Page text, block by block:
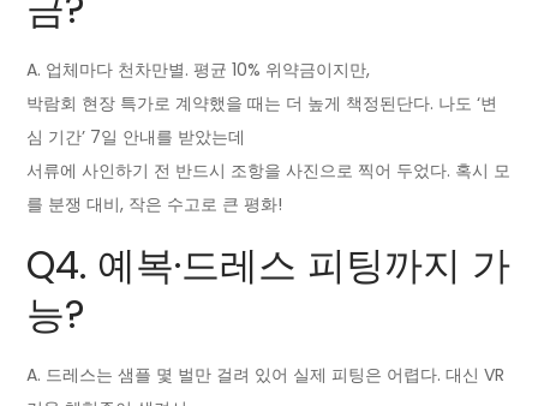
A. 업체마다 천차만별. 평균 10% 위약금이지만,
박람회 현장 특가로 계약했을 때는 더 높게 책정된단다. 나도 ‘변
심 기간’ 7일 안내를 받았는데
서류에 사인하기 전 반드시 조항을 사진으로 찍어 두었다. 혹시 모
를 분쟁 대비, 작은 수고로 큰 평화!
Q4. 예복·드레스 피팅까지 가
능?
A. 드레스는 샘플 몇 벌만 걸려 있어 실제 피팅은 어렵다. 대신 VR